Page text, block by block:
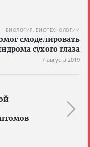
БИОЛОГИЯ, БИОТЕХНОЛОГИИ
смоделировать
сухого глаза
7 августа 2019